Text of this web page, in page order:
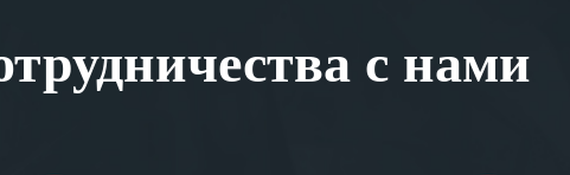
сложившиеся между
с нами